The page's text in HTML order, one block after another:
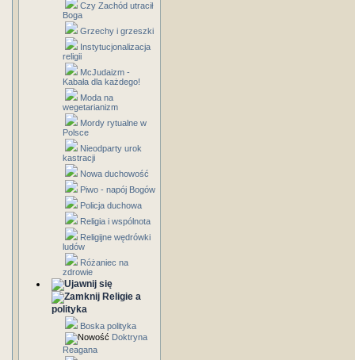
Czy Zachód utracił
Boga
Grzechy i grzeszki
Instytucjonalizacja
religii
McJudaizm -
Kabała dla każdego!
Moda na
wegetarianizm
Mordy rytualne w
Polsce
Nieodparty urok
kastracji
Nowa duchowość
Piwo - napój Bogów
Policja duchowa
Religia i wspólnota
Religijne wędrówki
ludów
Różaniec na
zdrowie
Religie a
polityka
Boska polityka
Doktryna
Reagana